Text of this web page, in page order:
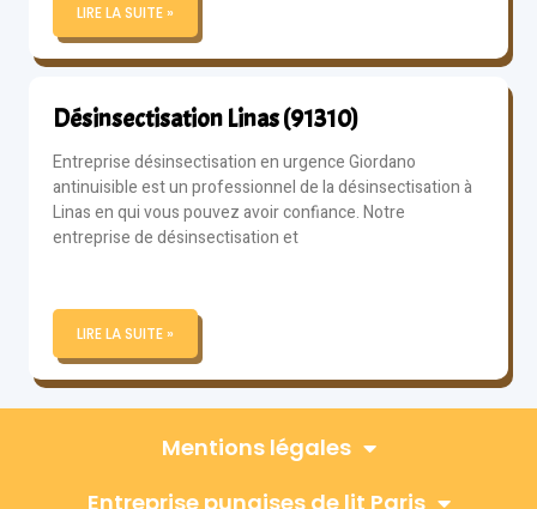
LIRE LA SUITE »
Désinsectisation Linas (91310)
Entreprise désinsectisation en urgence Giordano
antinuisible est un professionnel de la désinsectisation à
Linas en qui vous pouvez avoir confiance. Notre
entreprise de désinsectisation et
LIRE LA SUITE »
Mentions légales
Entreprise punaises de lit Paris